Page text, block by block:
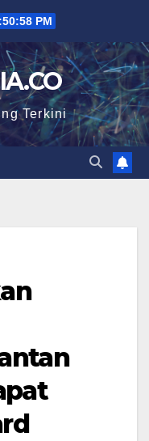
PM
Terkini